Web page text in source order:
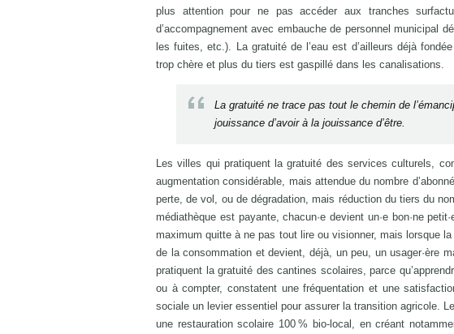
plus attention pour ne pas accéder aux tranches
d’accompagnement avec embauche de personnel municipal
les fuites, etc.). La gratuité de l’eau est d’ailleurs déjà
trop chère et plus du tiers est gaspillé dans les canalisations.
La gratuité ne trace pas tout le chemin de
jouissance d’avoir à la jouissance d’être.
Les villes qui pratiquent la gratuité des services culturels,
augmentation considérable, mais attendue du nombre
perte, de vol, ou de dégradation, mais réduction du tiers du
médiathèque est payante, chacun·e devient un·e bon·ne
maximum quitte à ne pas tout lire ou visionner, mais lorsque
de la consommation et devient, déjà, un peu, un usager·ère
pratiquent la gratuité des cantines scolaires, parce
ou à compter, constatent une fréquentation et une
sociale un levier essentiel pour assurer la transition agricole.
une restauration scolaire 100 % bio-local, en créant